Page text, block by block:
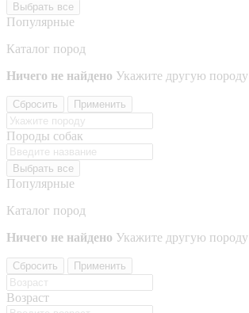
Выбрать все
Популярные
Каталог пород
Ничего не найдено Укажите другую породу
Сбросить Применить
Породы собак
Выбрать все
Популярные
Каталог пород
Ничего не найдено Укажите другую породу
Сбросить Применить
Возраст